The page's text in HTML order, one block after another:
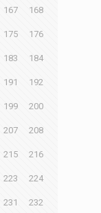
167 168
175 176
183 184
191 192
199 200
207 208
215 216
223 224
231 232